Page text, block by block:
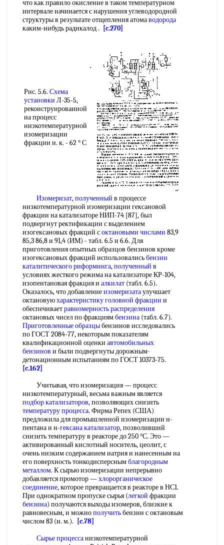
что как правило окисление в таком температурном
интервале начинается с нарушения углеводородной
структуры в результате отщепления атомаводорода
каким-нибудь радикалод .
[c.270]
Рис. 5.6. Схема
установки Л-35-5,
рекоиструироваииой
иа процесс
низкотемпературной
изомеризации
фракции и. к. - 62 ° С
Изомеризат,полученный в процессе
низкотемпературной изомеризации гексановой
фракции на катализаторе НИП-74 [87], был
подвергнут ректификации с выделением
изогексановых фракций соктановыми числами 83,9
85,3 86,8 и 91,4 (ИМ) - табл. 6.5 и 6.6. Для
приготовления опытных образцов бензинов кроме
изогексановых фракций использовалисьбензин
каталитического риформинга,полученный в
условиях жесткого режима на катализаторе КР-104,
изопентановая фракция и алкилат (табл. 6.5).
Оказалось, что добавлениеизомеризатаулучшает
октановуюхарактеристику головной фракции и
обеспечиваетравномерность распределения
октановых чисел по фракциямбензина (табл. 6.7).
Приготовленные образцыбензинов исследовались
по ГОСТ 2084-77, некоторым показателям
квалификационной оценки автомобильных
бензинов и были подвергнуты дорожным-
детонационным испытаниям по ГОСТ 10373-75.
[c.162]
Учитывая, что изомеризация — процесс
низкотемпературный, весьма важным является
подбор катализаторов, позволяющих снизить
температуру процесса. Фирма Репех (США)
предложила для промышленной изомеризации н-
пентана и н-гексана катализатор, позволивший
снизить температуру в реакторе до 250 °С. Это —
активированный кислотный носитель, цеолит, с
очень низким содержанием натрия и нанесенным на
его поверхность тонкодисперснымблагородным
металлом. К сырью изомеризации непрерывно
добавляется промотор —хлорорганическое
соединение, которое превращается в реакторе в НС1.
При однократном пропуске сырья (легкой фракции
бензина) получаются выходы изомеров, близкие к
равновесным, и можнополучитьбензин с октановым
числом 83 (и. м.).
[c.78]
Сырье процессанизкотемпературной